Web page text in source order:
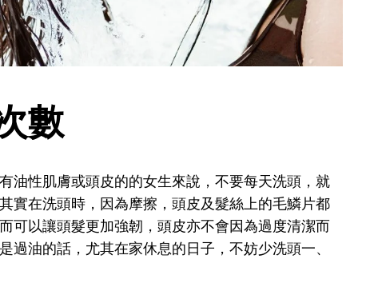
數
油性肌膚或頭皮的的女生來說，不要每天洗頭，就
實在洗頭時，因為摩擦，頭皮及髮絲上的毛鱗片都
可以讓頭髮更加強韌，頭皮亦不會因為過度清潔而
過油的話，尤其在家休息的日子，不妨少洗頭一、